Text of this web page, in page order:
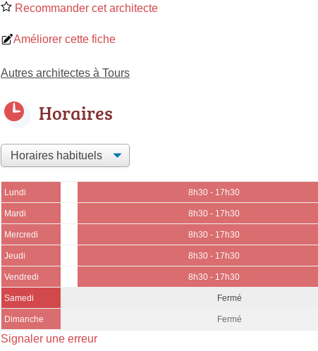
Recommander cet architecte
Améliorer cette fiche
Autres architectes à Tours
Horaires
Lundi 8h30 - 17h30
Mardi 8h30 - 17h30
Mercredi 8h30 - 17h30
Jeudi 8h30 - 17h30
Vendredi 8h30 - 17h30
Samedi Fermé
Dimanche Fermé
Signaler une erreur